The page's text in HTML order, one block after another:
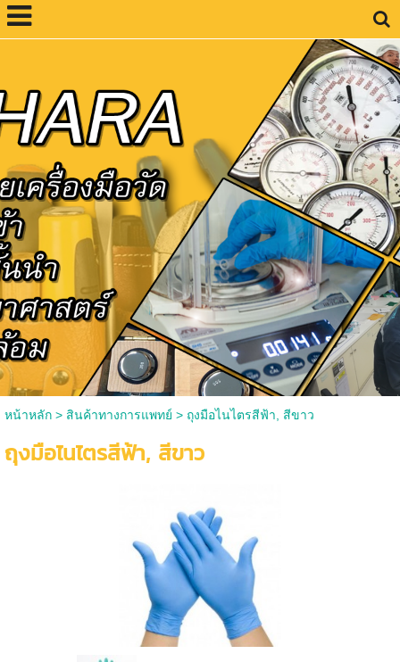
หน้าหลัก> สินค้าทางการแพทย์ > ถุงมือไนไตรสีฟ้า, สีขาว
ถุงมือไนไตรสีฟ้า, สีขาว